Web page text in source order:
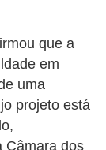
que a
em
uma
projeto está
Câmara dos